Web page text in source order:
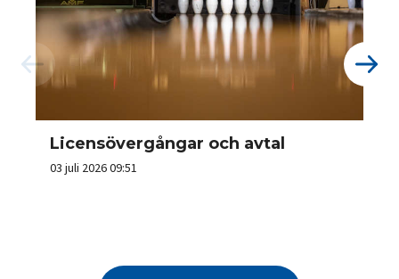
Licensövergångar och avtal
03 juli 2026 09:51